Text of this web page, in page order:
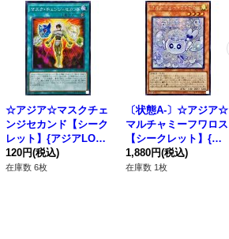
☆アジア☆マスクチェ
ンジセカンド【シーク
レット】{アジアLOCH
-JP068}《魔法》
120円(税込)
在庫数 6枚
〔状態A-〕☆アジア☆
マルチャミーフワロス
【シークレット】{ア
ジアLOCH-JP047}
《モンスター》
1,880円(税込)
在庫数 1枚